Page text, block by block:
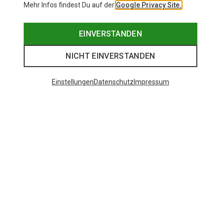
Mehr Infos findest Du auf der Google Privacy Site.
EINVERSTANDEN
NICHT EINVERSTANDEN
EinstellungenDatenschutz Impressum